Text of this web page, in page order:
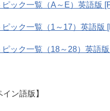
ピック一覧（A～E）英語版
ピック一覧（1～17）英語版
ピック一覧（18～28）英語
イン語版】